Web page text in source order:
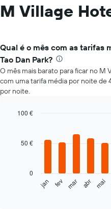
M Village
Qual é o mês com as tarifas
Tao Dan Park?
O mês mais barato para ficar no M
com uma tarifa média por noite de
por noite.
with
jan fev mar abr mai
0
50 €
100 €